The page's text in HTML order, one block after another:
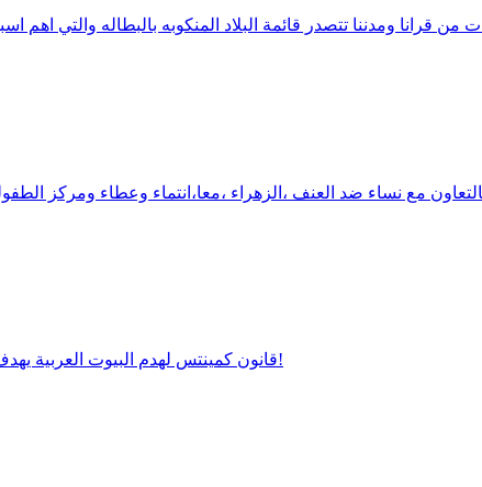
قانون كمينتس لهدم البيوت العربية يهدف الى ضرب الوجود العربي في البلاد واستحداث تقييدات قانونية خطيرة!